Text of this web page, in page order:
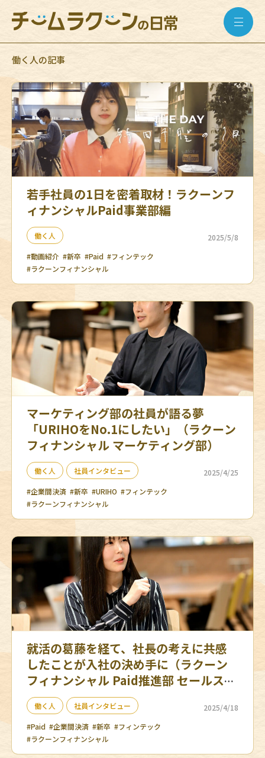
働く人の記事
若手社員の1日を密着取材！ラクーンフ
ィナンシャルPaid事業部編
働く人
2025/5/8
#動画紹介 #新卒 #Paid #フィンテック
#ラクーンフィナンシャル
マーケティング部の社員が語る夢
「URIHOをNo.1にしたい」（ラクーン
フィナンシャル マーケティング部）
働く人 社員インタビュー
2025/4/25
#企業間決済 #新卒 #URIHO #フィンテック
#ラクーンフィナンシャル
就活の葛藤を経て、社長の考えに共感
したことが入社の決め手に（ラクーン
フィナンシャル Paid推進部 セールスチ
ーム）
働く人 社員インタビュー
2025/4/18
#Paid #企業間決済 #新卒 #フィンテック
#ラクーンフィナンシャル